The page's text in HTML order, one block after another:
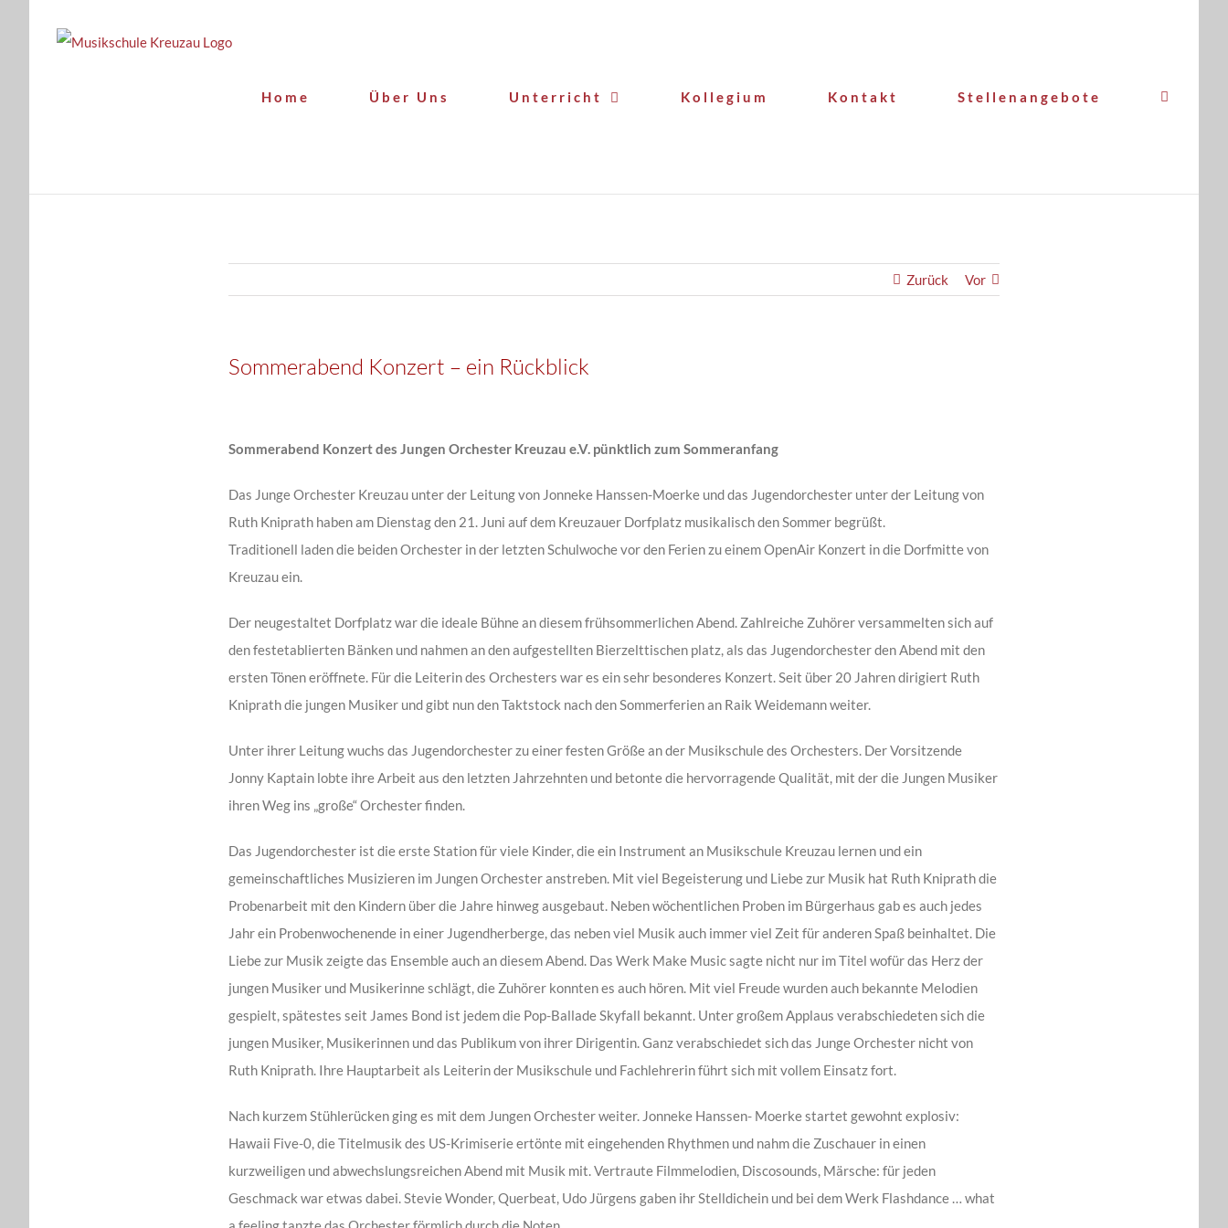
Home
Über Uns Unterricht Kollegium Kontakt Stellenangebote
Zurück Vor
Sommerabend Konzert – ein Rückblick
grösseres
Sommerabend Konzert des Jungen Orchester Kreuzau e.V. pünktlich zum Sommeranfang
Das Junge Orchester Kreuzau unter der Leitung von Jonneke Hanssen-Moerke und das Jugendorchester unter der Leitung von
Ruth Kniprath haben am Dienstag den 21. Juni auf dem Kreuzauer Dorfplatz musikalisch den Sommer begrüßt.
Traditionell laden die beiden Orchester in der letzten Schulwoche vor den Ferien zu einem OpenAir Konzert in die Dorfmitte von
Kreuzau ein.
Der neugestaltet Dorfplatz war die ideale Bühne an diesem frühsommerlichen Abend. Zahlreiche Zuhörer versammelten sich auf
den festetablierten Bänken und nahmen an den aufgestellten Bierzelttischen platz, als das Jugendorchester den Abend mit den
ersten Tönen eröffnete. Für die Leiterin des Orchesters war es ein sehr besonderes Konzert. Seit über 20 Jahren dirigiert Ruth
Kniprath die jungen Musiker und gibt nun den Taktstock nach den Sommerferien an Raik Weidemann weiter.
Unter ihrer Leitung wuchs das Jugendorchester zu einer festen Größe an der Musikschule des Orchesters. Der Vorsitzende
Jonny Kaptain lobte ihre Arbeit aus den letzten Jahrzehnten und betonte die hervorragende Qualität, mit der die Jungen Musiker
ihren Weg ins „große“ Orchester finden.
Das Jugendorchester ist die erste Station für viele Kinder, die ein Instrument an Musikschule Kreuzau lernen und ein
gemeinschaftliches Musizieren im Jungen Orchester anstreben. Mit viel Begeisterung und Liebe zur Musik hat Ruth Kniprath die
Probenarbeit mit den Kindern über die Jahre hinweg ausgebaut. Neben wöchentlichen Proben im Bürgerhaus gab es auch jedes
Jahr ein Probenwochenende in einer Jugendherberge, das neben viel Musik auch immer viel Zeit für anderen Spaß beinhaltet. Die
Liebe zur Musik zeigte das Ensemble auch an diesem Abend. Das Werk Make Music sagte nicht nur im Titel wofür das Herz der
jungen Musiker und Musikerinne schlägt, die Zuhörer konnten es auch hören. Mit viel Freude wurden auch bekannte Melodien
gespielt, spätestes seit James Bond ist jedem die Pop-Ballade Skyfall bekannt. Unter großem Applaus verabschiedeten sich die
jungen Musiker, Musikerinnen und das Publikum von ihrer Dirigentin. Ganz verabschiedet sich das Junge Orchester nicht von
Ruth Kniprath. Ihre Hauptarbeit als Leiterin der Musikschule und Fachlehrerin führt sich mit vollem Einsatz fort.
Nach kurzem Stühlerücken ging es mit dem Jungen Orchester weiter. Jonneke Hanssen- Moerke startet gewohnt explosiv:
Hawaii Five-0, die Titelmusik des US-Krimiserie ertönte mit eingehenden Rhythmen und nahm die Zuschauer in einen
kurzweiligen und abwechslungsreichen Abend mit Musik mit. Vertraute Filmmelodien, Discosounds, Märsche: für jeden
Geschmack war etwas dabei. Stevie Wonder, Querbeat, Udo Jürgens gaben ihr Stelldichein und bei dem Werk Flashdance … what